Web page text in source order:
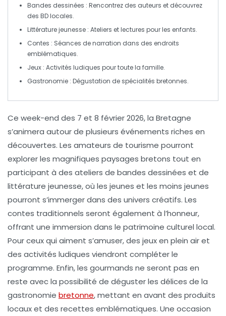
Bandes dessinées : Rencontrez des auteurs et découvrez
des BD locales.
Littérature jeunesse : Ateliers et lectures pour les enfants.
Contes : Séances de narration dans des endroits
emblématiques.
Jeux : Activités ludiques pour toute la famille.
Gastronomie : Dégustation de spécialités bretonnes.
Ce week-end des 7 et 8 février 2026, la Bretagne
s’animera autour de plusieurs événements riches en
découvertes. Les amateurs de tourisme pourront
explorer les magnifiques paysages bretons tout en
participant à des ateliers de bandes dessinées et de
littérature jeunesse, où les jeunes et les moins jeunes
pourront s’immerger dans des univers créatifs. Les
contes traditionnels seront également à l’honneur,
offrant une immersion dans le patrimoine culturel local.
Pour ceux qui aiment s’amuser, des jeuxen plein air et
des activités ludiques viendront compléter le
programme. Enfin, les gourmands ne seront pas en
reste avec la possibilité de déguster les délices de la
gastronomie bretonne, mettant en avant des produits
locaux et des recettes emblématiques. Une occasion